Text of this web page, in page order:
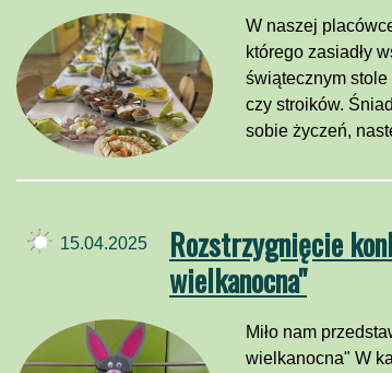
W naszej
którego zasiadły
świątecznym stole
czy stroików.
sobie życzeń,
Rozstrzygnięcie
wielkanocna"
15.04.2025
Miło nam
wielkanocna" W